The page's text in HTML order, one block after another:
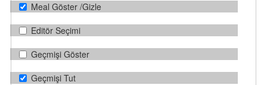
Meal Göster /Gizle
Editör Seçimi
Geçmişi Göster
Geçmişi Tut